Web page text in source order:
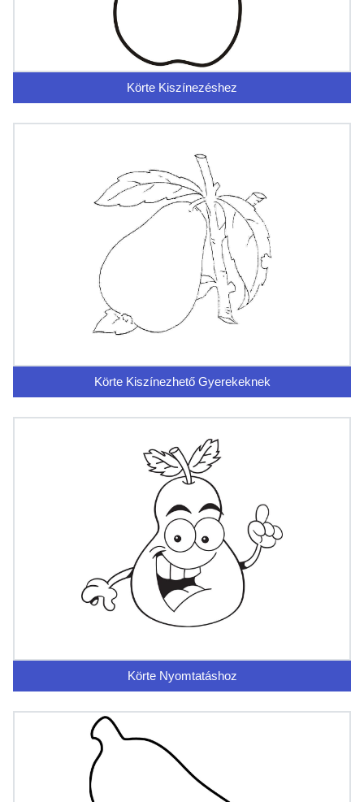
Körte Kiszínezéshez
Körte Kiszínezhető Gyerekeknek
Körte Nyomtatáshoz